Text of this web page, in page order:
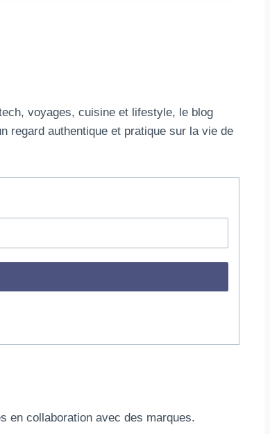
voyages, cuisine et lifestyle, le blog
regard authentique et pratique sur la vie de
en collaboration avec des marques.